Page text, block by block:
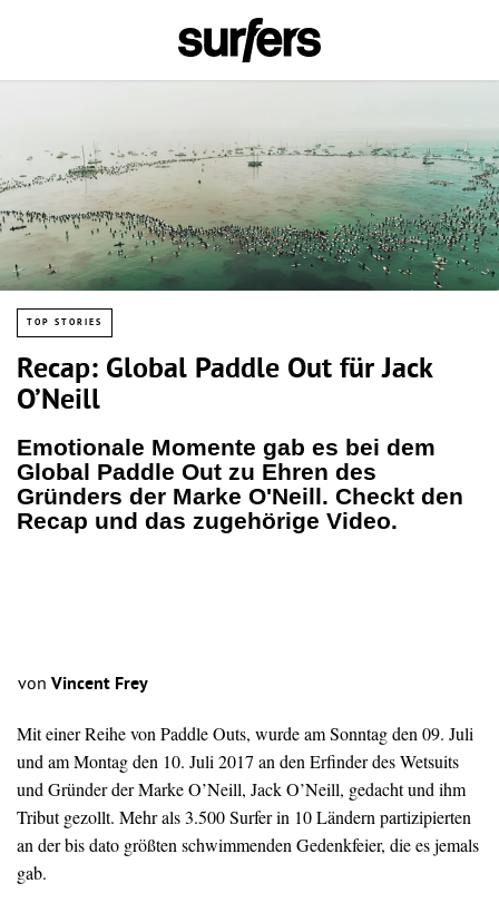
TOP STORIES
Recap: Global Paddle Out für Jack
O’Neill
Emotionale Momente gab es bei dem
Global Paddle Out zu Ehren des
Gründers der Marke O'Neill. Checkt den
Recap und das zugehörige Video.
von Vincent Frey
Mit einer Reihe von Paddle Outs, wurde am Sonntag den 09. Juli
und am Montag den 10. Juli 2017 an den Erfinder desWetsuits
und Gründer der Marke O’Neill, Jack O’Neill, gedacht und ihm
Tribut gezollt. Mehr als 3.500 Surfer in 10 Ländern partizipierten
an der bis dato größten schwimmenden Gedenkfeier, die es jemals
gab.